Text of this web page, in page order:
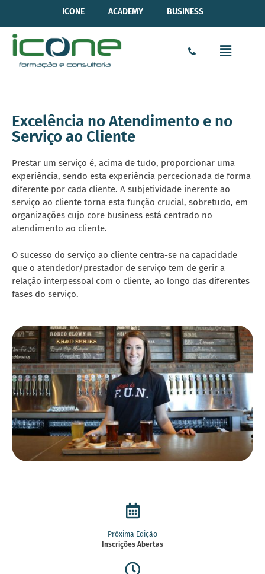
ICONE ACADEMY BUSINESS
Excelência no Atendimento e no
Serviço ao Cliente
Prestar um serviço é, acima de tudo, proporcionar uma
experiência, sendo esta experiência percecionada de forma
diferente por cada cliente. A subjetividade inerente ao
serviço ao cliente torna esta função crucial, sobretudo, em
organizações cujo core business está centrado no
atendimento ao cliente.
O sucesso do serviço ao cliente centra-se na capacidade
que o atendedor/prestador de serviço tem de gerir a
relação interpessoal com o cliente, ao longo das diferentes
fases do serviço.
Próxima Edição
Inscrições Abertas